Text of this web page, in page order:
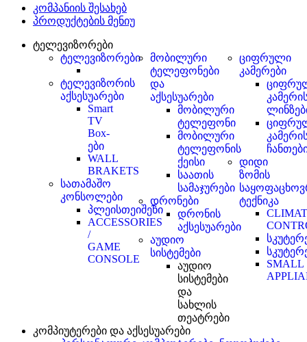
კომპანიის შესახებ
პროდუქტების მენიუ
ტელევიზორები
ტელევიზორები
ტელევიზორის
აქსესუარები
Smart
TV
Box-
ები
WALL
BRAKETS
სათამაშო
კონსოლები
პლეისთეიშენი
ACCESSORIES
/
GAME
CONSOLE
მობილური
ტელეფონები
და
აქსესუარები
მობილური
ტელეფონი
მობილური
ტელეფონის
ქეისი
საათის
სამაჯურები
დრონები
დრონის
აქსესუარები
აუდიო
სისტემები
აუდიო
სისტემები
და
სახლის
თეატრები
ციფრული
კამერები
დიდი
ზომის
ტექნიკა
SMALL
კომპიუტერები და აქსესუარები